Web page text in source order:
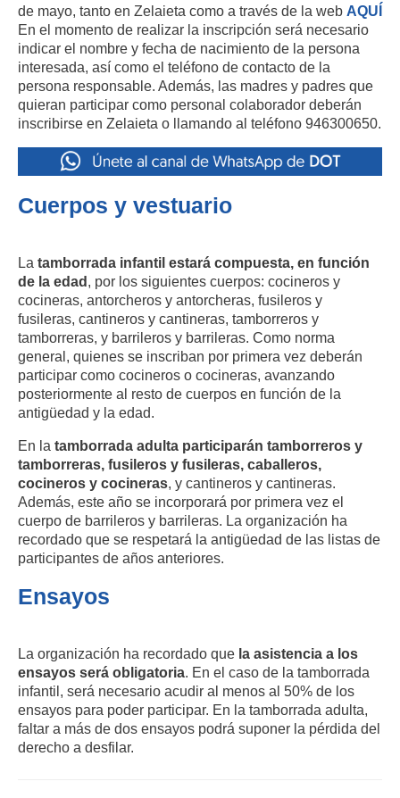
de mayo, tanto en Zelaieta como a través de la web AQUÍ
En el momento de realizar la inscripción será necesario
indicar el nombre y fecha de nacimiento de la persona
interesada, así como el teléfono de contacto de la
persona responsable. Además, las madres y padres que
quieran participar como personal colaborador deberán
inscribirse en Zelaieta o llamando al teléfono 946300650.
Cuerpos y vestuario
La tamborrada infantil estará compuesta, en función
de la edad , por los siguientes cuerpos: cocineros y
cocineras, antorcheros y antorcheras, fusileros y
fusileras, cantineros y cantineras, tamborreros y
tamborreras, y barrileros y barrileras. Como norma
general, quienes se inscriban por primera vez deberán
participar como cocineros o cocineras, avanzando
posteriormente al resto de cuerpos en función de la
antigüedad y la edad.
En la tamborrada adulta participarán tamborreros y
tamborreras, fusileros y fusileras, caballeros,
cocineros y cocineras, y cantineros y cantineras.
Además, este año se incorporará por primera vez el
cuerpo de barrileros y barrileras. La organización ha
recordado que se respetará la antigüedad de las listas de
participantes de años anteriores.
Ensayos
La organización ha recordado que la asistencia a los
ensayos será obligatoria. En el caso de la tamborrada
infantil, será necesario acudir al menos al 50% de los
ensayos para poder participar. En la tamborrada adulta,
faltar a más de dos ensayos podrá suponer la pérdida del
derecho a desfilar.